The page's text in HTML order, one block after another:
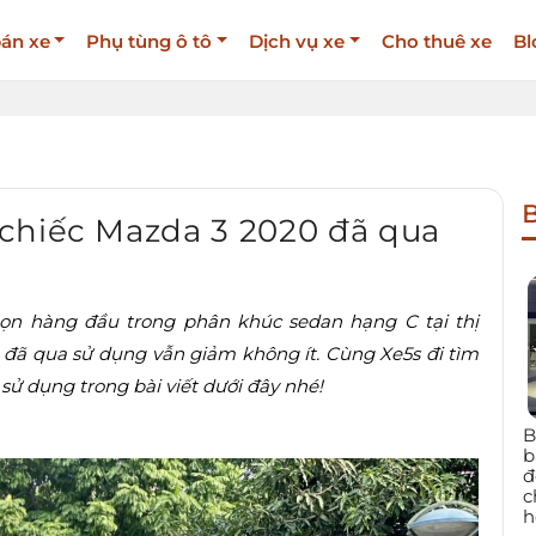
xe Phụ tùng ô tô Dịch vụ xe Cho thuê xe
Mazda 3 2020 đã qua
hàng đầu trong phân khúc sedan hạng C tại thị
qua sử dụng vẫn giảm không ít. Cùng Xe5s đi tìm
dụng trong bài viết dưới đây nhé!